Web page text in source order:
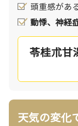
漢方の考え方
体内に過剰な
分の過剰摂取
悪化、梅雨・
ます。これら
入し停滞する
だるさといっ
漢方では、頭
頭重感があ
動悸、神経
苓桂朮甘
天気の変化